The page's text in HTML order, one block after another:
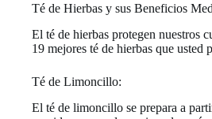
Té de Hierbas y sus Beneficios
El té de hierbas protegen nuestros
19 mejores té de hierbas que usted
Té de Limoncillo:
El té de limoncillo se prepara a